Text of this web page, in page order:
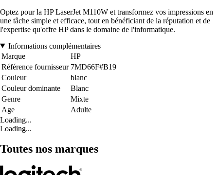
Optez pour la HP LaserJet M110W et transformez vos impressions en
une tâche simple et efficace, tout en bénéficiant de la réputation et de
l'expertise qu'offre HP dans le domaine de l'informatique.
Informations complémentaires
Marque
HP
Référence fournisseur 7MD66F#B19
Couleur
blanc
Couleur dominante
Blanc
Genre
Mixte
Age
Adulte
Loading...
Loading...
Toutes nos marques